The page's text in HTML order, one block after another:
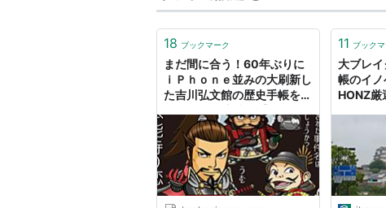
18 ブックマーク
まだ間に合う！60年ぶりに
ｉＰｈｏｎｅ並みの大刷新し
た吉川弘文館の歴史手帳を画
版更新】 -
BUSHOO!JAPAN（武将ジャ
パン）
11 ブック
大ブレ
帳のイ
HONZ
イビー